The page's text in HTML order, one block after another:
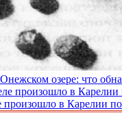
озере: что
произошло в Кaрелии